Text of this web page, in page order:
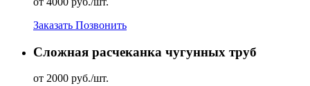
Заказать Позвонить
Сложная расчеканка чугунных труб
от 2000 руб./шт.